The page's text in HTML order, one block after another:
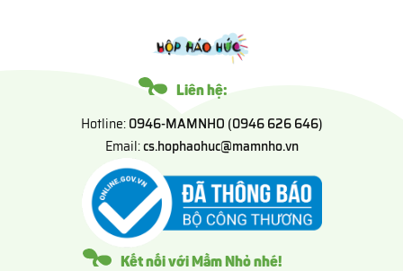
Liên hệ:
Hotline:0946-MAMNHO (0946 626 646)
Email:cs.hophaohuc@mamnho.vn
Kết nối với Mầm Nhỏ nhé!